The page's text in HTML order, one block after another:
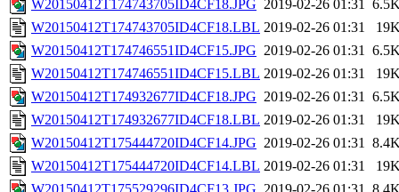
W20150412T174743705ID4CF18.JPG 2019-02-26 01:31
W20150412T174743705ID4CF18.LBL 2019-02-26 01:31
W20150412T174746551ID4CF15.JPG 2019-02-26 01:31
W20150412T174746551ID4CF15.LBL 2019-02-26 01:31
W20150412T174932677ID4CF18.JPG 2019-02-26 01:31
W20150412T174932677ID4CF18.LBL 2019-02-26 01:31
W20150412T175444720ID4CF14.JPG 2019-02-26 01:31
W20150412T175444720ID4CF14.LBL 2019-02-26 01:31